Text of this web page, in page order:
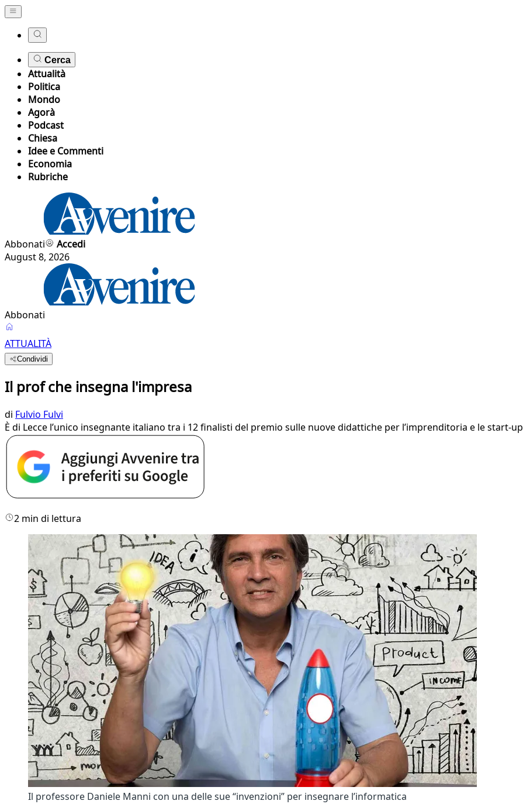
Cerca
Attualità
Politica
Mondo
Agorà
Podcast
Chiesa
Idee e Commenti
Economia
Rubriche
Abbonati
Accedi
August 8, 2026
Abbonati
ATTUALITÀ
Condividi
Il prof che insegna l'impresa
di Fulvio Fulvi
È di Lecce l’unico insegnante italiano tra i 12 finalisti del premio sulle nuove didattiche per l’imprenditoria e le start-up
2 min di lettura
Il professore Daniele Manni con una delle sue “invenzioni” per insegnare l’informatica